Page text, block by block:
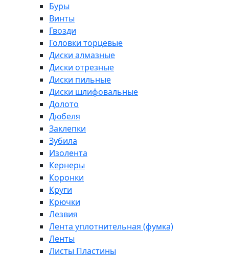
Буры
Винты
Гвозди
Головки торцевые
Диски алмазные
Диски отрезные
Диски пильные
Диски шлифовальные
Долото
Дюбеля
Заклепки
Зубила
Изолента
Кернеры
Коронки
Круги
Крючки
Лезвия
Лента уплотнительная (фумка)
Ленты
Листы Пластины